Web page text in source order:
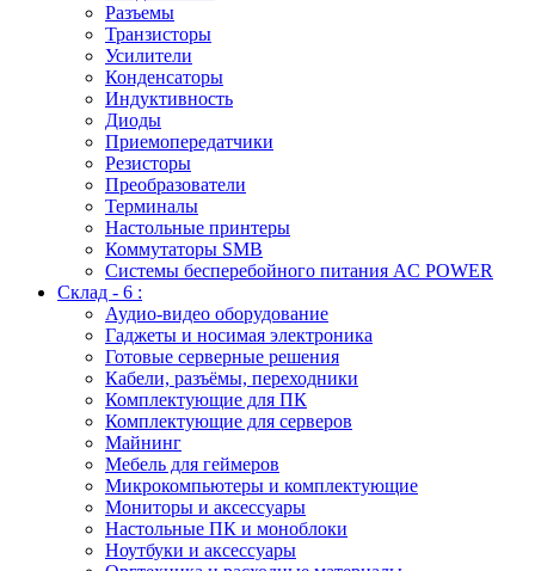
Разъемы
Транзисторы
Усилители
Конденсаторы
Индуктивность
Диоды
Приемопередатчики
Резисторы
Преобразователи
Терминалы
Настольные принтеры
Коммутаторы SMB
Системы бесперебойного питания AC POWER
Склад - 6 :
Аудио-видео оборудование
Гаджеты и носимая электроника
Готовые серверные решения
Кабели, разъёмы, переходники
Комплектующие для ПК
Комплектующие для серверов
Майнинг
Мебель для геймеров
Микрокомпьютеры и комплектующие
Мониторы и аксессуары
Настольные ПК и моноблоки
Ноутбуки и аксессуары